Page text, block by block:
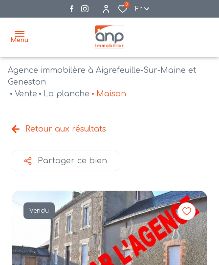
0
Fr
Menu
accueil
vente
agences
estimation
mail
Agence immobilère à Aigrefeuille-Sur-Maine et
Geneston
Vente
La planche Maison
Retour aux résultats
Partager ce bien
Vendu